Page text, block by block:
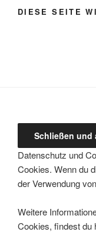
DIESE SEITE
Datenschutz und
Cookies. Wenn du
der Verwendung
Weitere
Cookies, findest du